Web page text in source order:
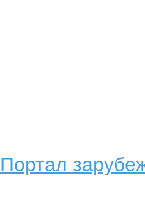
Портал